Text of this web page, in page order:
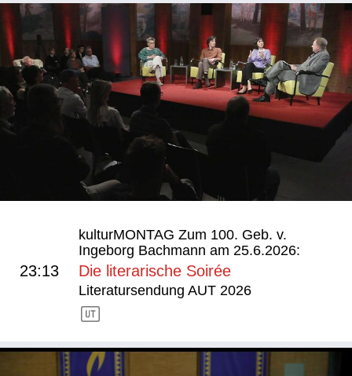
kulturMONTAG Zum 100. Geb. v.
Ingeborg Bachmann am 25.6.2026:
23:13 Die literarische Soirée
Literatursendung AUT 2026